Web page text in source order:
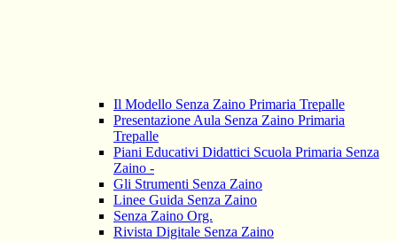
Il Modello Senza Zaino Primaria Trepalle
Presentazione Aula Senza Zaino Primaria
Trepalle
Piani Educativi Didattici Scuola Primaria Senza
Zaino -
Gli Strumenti Senza Zaino
Linee Guida Senza Zaino
Senza Zaino Org.
Rivista Digitale Senza Zaino